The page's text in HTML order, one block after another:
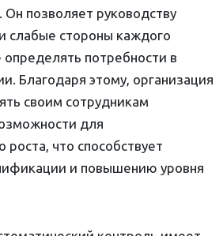
Он позволяет руководству
слабые стороны каждого
определять потребности в
Благодаря этому, организация
своим сотрудникам
для
роста, что способствует
и повышению уровня